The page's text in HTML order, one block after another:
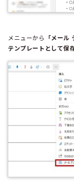
メニューから 「メール
テンプレートとして保存